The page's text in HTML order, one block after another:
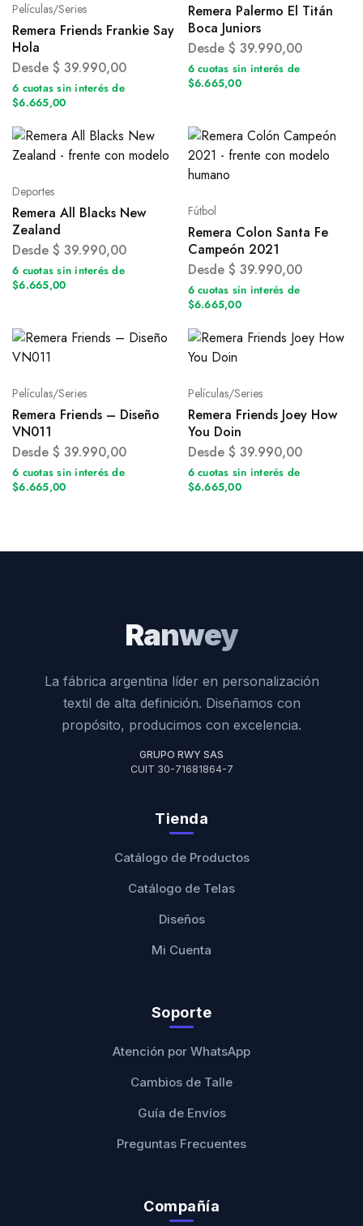
Películas/Series
Remera Friends Frankie Say
Hola
Desde $ 39.990,00
6 cuotas sin interés de
$6.665,00
Remera Palermo El Titán
Boca Juniors
Desde $ 39.990,00
6 cuotas sin interés de
$6.665,00
Deportes
Remera All Blacks New
Zealand
Desde $ 39.990,00
6 cuotas sin interés de
$6.665,00
Fútbol
Remera Colon Santa Fe
Campeón 2021
Desde $ 39.990,00
6 cuotas sin interés de
$6.665,00
Películas/Series
Remera Friends – Diseño
VN011
Desde $ 39.990,00
6 cuotas sin interés de
$6.665,00
Películas/Series
Remera Friends Joey How
You Doin
Desde $ 39.990,00
6 cuotas sin interés de
$6.665,00
Ranwey
La fábrica argentina líder en personalización
textil de alta definición. Diseñamos con
propósito, producimos con excelencia.
GRUPO RWY SAS
CUIT 30-71681864-7
Tienda
Catálogo de Productos
Catálogo de Telas
Diseños
Mi Cuenta
Soporte
Atención por WhatsApp
Cambios de Talle
Guía de Envíos
Preguntas Frecuentes
Compañía